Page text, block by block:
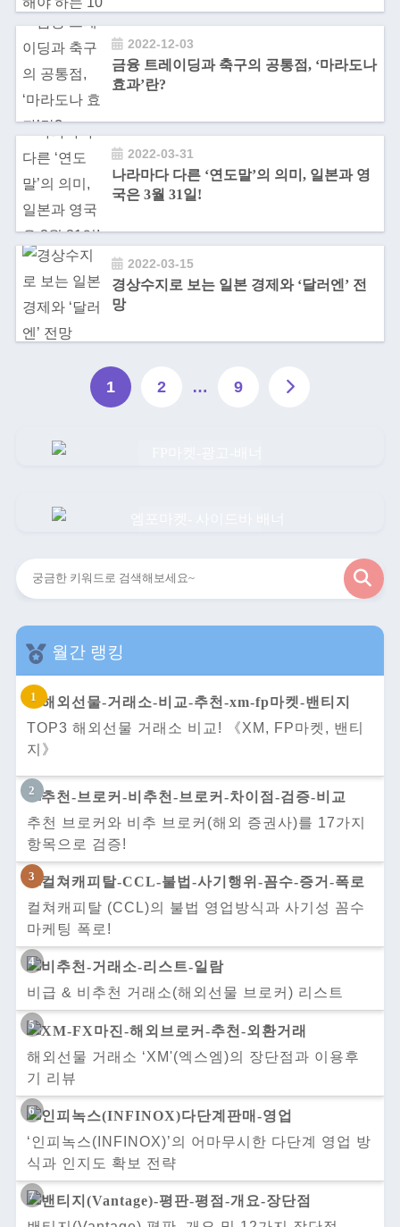
2022-12-03
금융 트레이딩과 축구의 공통점, ‘마라도나
효과’란?
2022-03-31
나라마다 다른 ‘연도말’의 의미, 일본과 영
국은 3월 31일!
2022-03-15
경상수지로 보는 일본 경제와 ‘달러엔’ 전
망
1 2 … 9
검
월간 랭킹
TOP3 해외선물 거래소 비교! 《XM, FP마켓, 밴티
지》
추천 브로커와 비추 브로커(해외 증권사)를 17가지
항목으로 검증!
컬쳐캐피탈 (CCL)의 불법 영업방식과 사기성 꼼수
마케팅 폭로!
비급 & 비추천 거래소(해외선물 브로커) 리스트
해외선물 거래소 ‘XM'(엑스엠)의 장단점과 이용후
기 리뷰
‘인피녹스(INFINOX)’의 어마무시한 다단계 영업 방
식과 인지도 확보 전략